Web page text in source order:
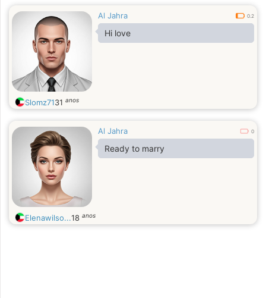
Al Jahra 0.2
Hi love
Slomz7131 anos
Al Jahra 0
Ready to marry
Elenawilso...18 anos